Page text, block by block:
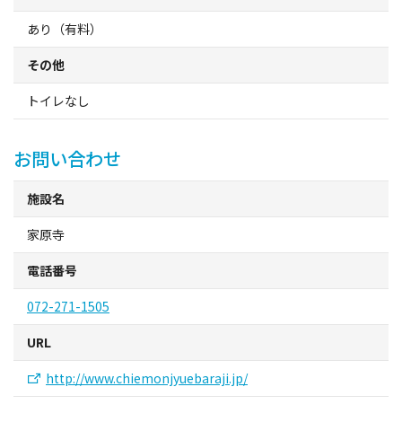
堺おもてなしチケット
お役立ち情報紹介
堺観光タクシー
交通・アクセス
堺観光コンベンション協会について
協会について
協会からのお知らせ
旅行業約款及びご旅行条件書について
あり（有料）
その他
トイレなし
お問い合わせ
施設名
家原寺
電話番号
072-271-1505
URL
http://www.chiemonjyuebaraji.jp/